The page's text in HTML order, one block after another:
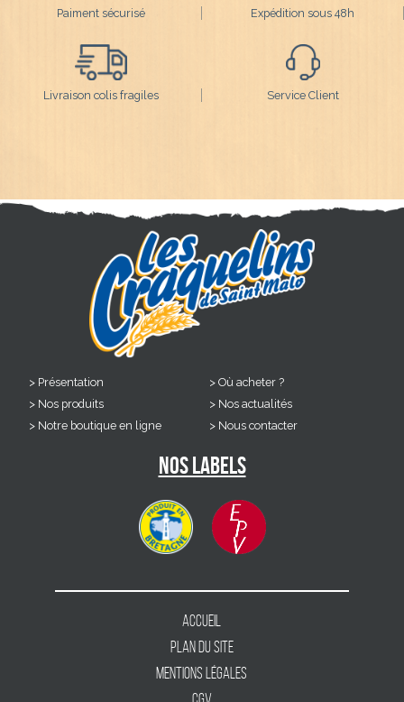
Paiment sécurisé Expédition sous 48h
Livraison colis fragiles Service Client
Présentation
Nos produits
Notre boutique en ligne
Où acheter ?
Nos actualités
Nous contacter
Nos labels
Accueil
Plan du site
Mentions légales